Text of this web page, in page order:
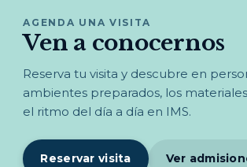
AGENDA UNA VISITA
Ven a conocernos
Reserva tu visita y descubre en
ambientes preparados, los
el ritmo del día a día en IMS.
Reservar visita Ver